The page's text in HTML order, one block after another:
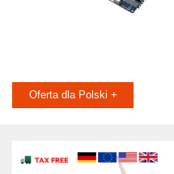
Oferta dla Polski +